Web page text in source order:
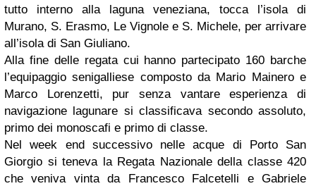
tutto interno alla laguna veneziana, tocca l’isola di
Murano, S. Erasmo, Le Vignole e S. Michele, per arrivare
all’isola di San Giuliano.
Alla fine delle regata cui hanno partecipato 160 barche
l’equipaggio senigalliese composto da Mario Mainero e
Marco Lorenzetti, pur senza vantare esperienza di
navigazione lagunare si classificava secondo assoluto,
primo dei monoscafi e primo di classe.
Nel week end successivo nelle acque di Porto San
Giorgio si teneva la Regata Nazionale della classe 420
che veniva vinta da Francesco Falcetelli e Gabriele